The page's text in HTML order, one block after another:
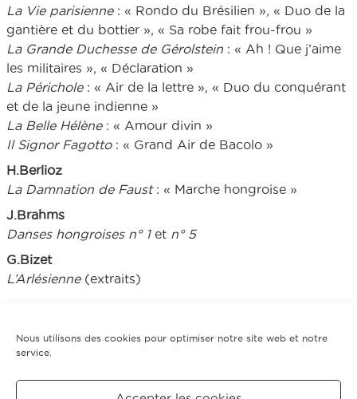
Nous utilisons des cookies pour optimiser notre site web et notre
service.
La Vie parisienne: « Rondo du Brésilien », « Duo de la
gantière et du bottier », « Sa robe fait frou-frou »
La Grande Duchesse de Gérolstein : « Ah ! Que j’aime
les militaires », « Déclaration »
La Périchole: « Air de la lettre », « Duo du conquérant
et de la jeune indienne »
La Belle Hélène: « Amour divin »
Il Signor Fagotto: « Grand Air de Bacolo »
H.Berlioz
La Damnation de Faust: « Marche hongroise »
J.Brahms
Danses hongroises n° 1et n° 5
G.Bizet
L’Arlésienne(extraits)
Tarifs